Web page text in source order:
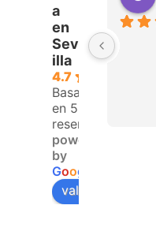
a
en
Sev
illa
4.7
Basado
en 53
reseñas.
powered
by
Goog
valóranos en